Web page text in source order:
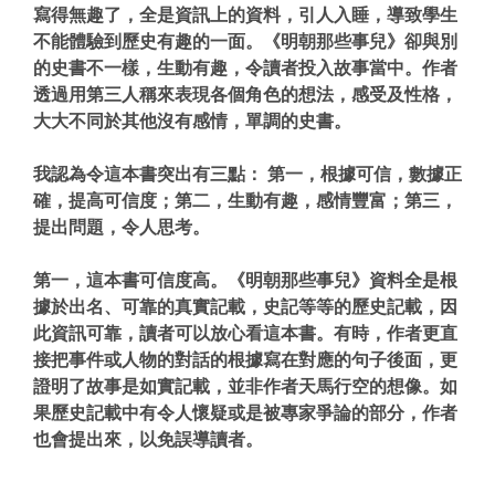
寫得無趣了，全是資訊上的資料，引人入睡，導致學生
不能體驗到歷史有趣的一面。《明朝那些事兒》卻與別
的史書不一樣，生動有趣，令讀者投入故事當中。作者
透過用第三人稱來表現各個角色的想法，感受及性格，
大大不同於其他沒有感情，單調的史書。
我認為令這本書突出有三點： 第一，根據可信，數據正
確，提高可信度；第二，生動有趣，感情豐富；第三，
提出問題，令人思考。
第一，這本書可信度高。《明朝那些事兒》資料全是根
據於出名、可靠的真實記載，史記等等的歷史記載，因
此資訊可靠，讀者可以放心看這本書。有時，作者更直
接把事件或人物的對話的根據寫在對應的句子後面，更
證明了故事是如實記載，並非作者天馬行空的想像。如
果歷史記載中有令人懷疑或是被專家爭論的部分，作者
也會提出來，以免誤導讀者。